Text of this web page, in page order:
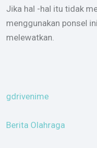
Jika hal -hal itu tidak
menggunakan ponsel
melewatkan.
gdrivenime
Berita Olahraga